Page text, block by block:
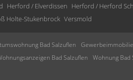
Herford / Elverdissen Herford / Herford
Holte-Stukenbrock Versmold
Bad Salzuflen
Bad Salzuflen Wohnung Bad